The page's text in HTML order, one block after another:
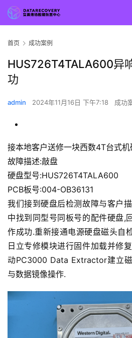
首页 成功案例
HUS726T4TALA600异
功
admin 2024年11月16日 下午7:18 成功
接本地客户送修一块西数4T台式
故障描述:敲盘
硬盘型号:HUS726T4TALA600
PCB板号:004-OB36131
我们接到硬盘后检测故障与客户
中找到同型号同板号的配件硬盘,
作成功.重新接通电源硬盘磁头自
日立专修模块进行固件加载并修
动PC3000 Data Extractor建立
与数据镜像操作.